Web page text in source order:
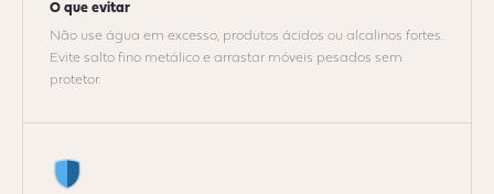
O que evitar
Não use água em excesso, produtos ácidos ou alcalinos fortes.
Evite salto fino metálico e arrastar móveis pesados sem
protetor.